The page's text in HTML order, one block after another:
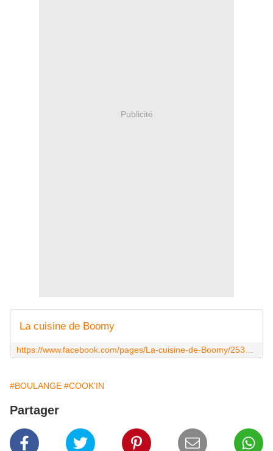
Publicité
La cuisine de Boomy
#BOULANGE #COOK'IN
Partager